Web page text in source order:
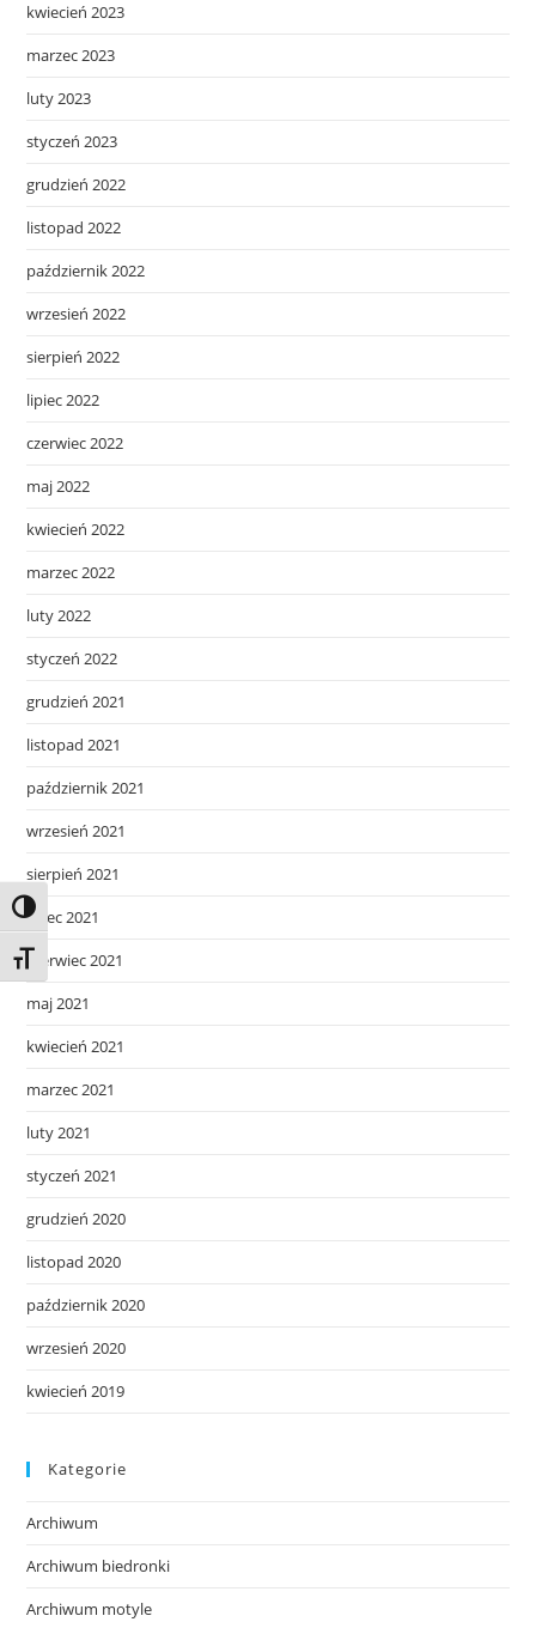
Toggle High Contrast
Toggle Font size
kwiecień 2023
marzec 2023
luty 2023
styczeń 2023
grudzień 2022
listopad 2022
październik 2022
wrzesień 2022
sierpień 2022
lipiec 2022
czerwiec 2022
maj 2022
kwiecień 2022
marzec 2022
luty 2022
styczeń 2022
grudzień 2021
listopad 2021
październik 2021
wrzesień 2021
sierpień 2021
lipiec 2021
czerwiec 2021
maj 2021
kwiecień 2021
marzec 2021
luty 2021
styczeń 2021
grudzień 2020
listopad 2020
październik 2020
wrzesień 2020
kwiecień 2019
Kategorie
Archiwum
Archiwum biedronki
Archiwum motyle